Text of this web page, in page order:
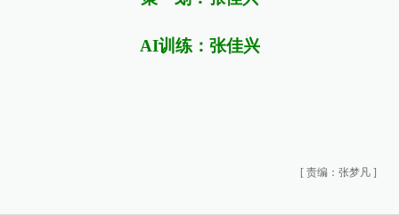
AI训练：张佳兴
[ 责编：张梦凡 ]